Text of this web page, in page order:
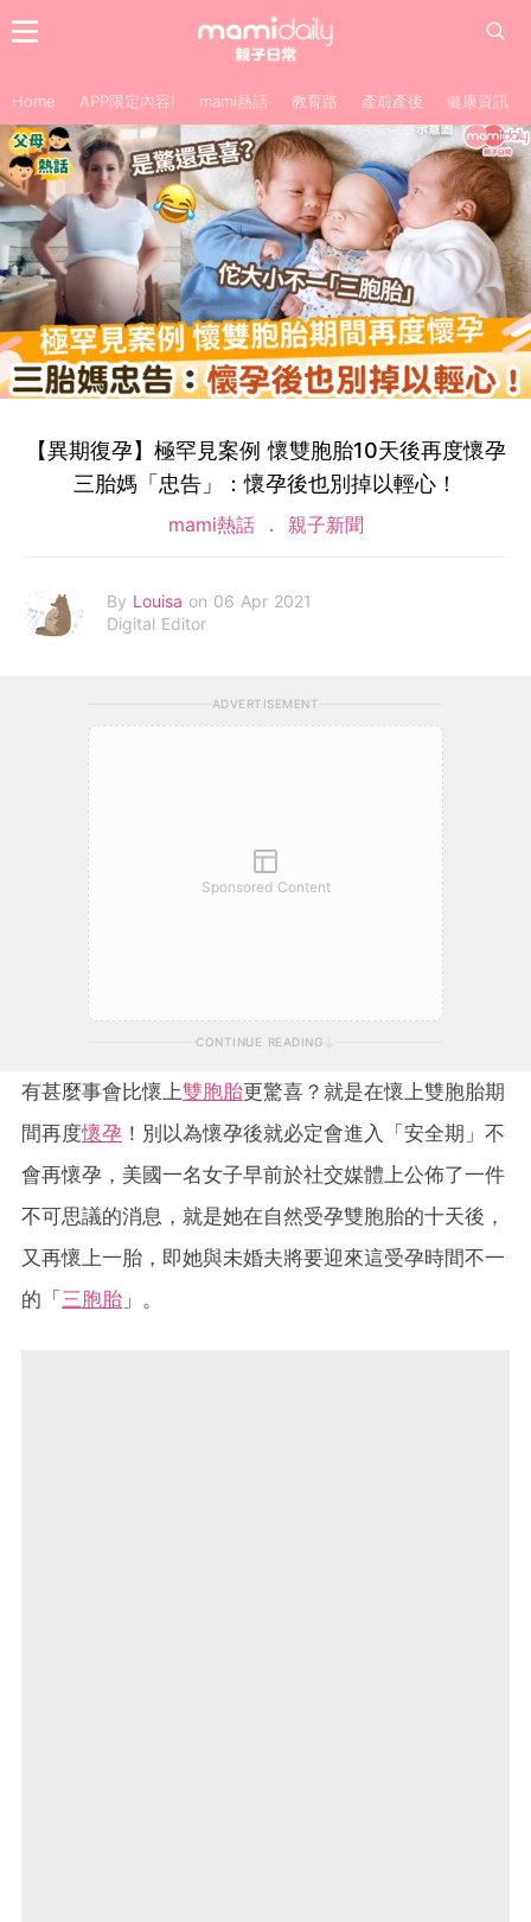
Home APP限定內容! mami熱話 教育路 產前產後 健康資訊
【異期復孕】極罕見案例 懷雙胞胎10天後再度懷孕
三胎媽「忠告」：懷孕後也別掉以輕心！
mami熱話 親子新聞
By Louisa on 06 Apr 2021
Digital Editor
ADVERTISEMENT
Sponsored Content
CONTINUE READING
有甚麼事會比懷上雙胞胎更驚喜？就是在懷上雙胞胎期
間再度懷孕 ！別以為懷孕後就必定會進入「安全期」不
會再懷孕，美國一名女子早前於社交媒體上公佈了一件
不可思議的消息，就是她在自然受孕雙胞胎的十天後，
又再懷上一胎，即她與未婚夫將要迎來這受孕時間不一
的「三胞胎 」。